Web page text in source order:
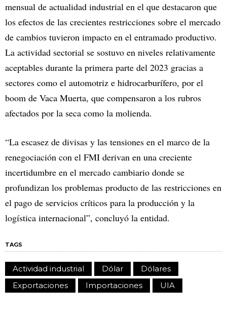
mensual de actualidad industrial en el que destacaron que
los efectos de las crecientes restricciones sobre el mercado
de cambios tuvieron impacto en el entramado productivo.
La actividad sectorial se sostuvo en niveles relativamente
aceptables durante la primera parte del 2023 gracias a
sectores como el automotriz e hidrocarburífero, por el
boom de Vaca Muerta, que compensaron a los rubros
afectados por la seca como la molienda.
“La escasez de divisas y las tensiones en el marco de la
renegociación con el FMI derivan en una creciente
incertidumbre en el mercado cambiario donde se
profundizan los problemas producto de las restricciones en
el pago de servicios críticos para la producción y la
logística internacional”, concluyó la entidad.
TAGS
Actividad industrial Dólar
Dólares
Exportaciones
Importaciones UIA